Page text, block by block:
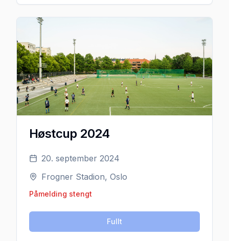
Høstcup 2024
20. september 2024
Frogner Stadion, Oslo
Påmelding stengt
Fullt